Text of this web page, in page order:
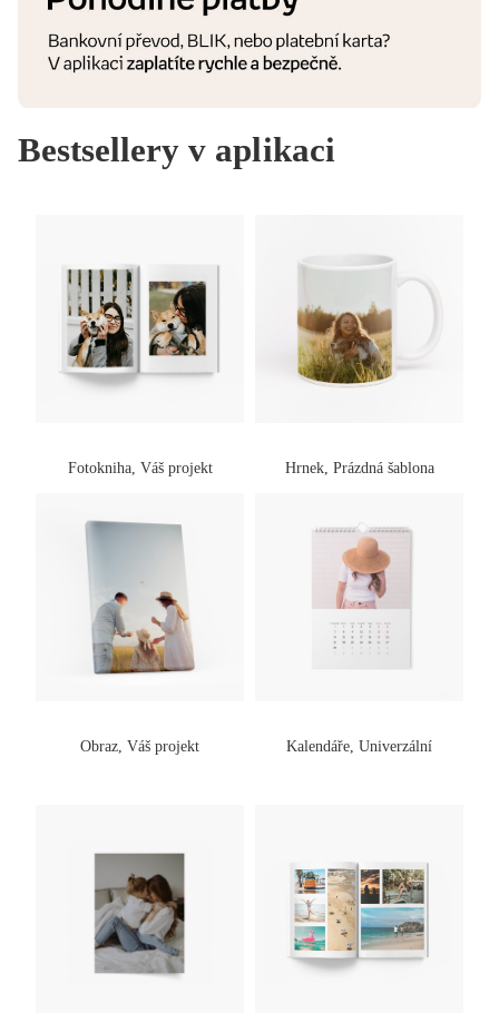
Bestsellery v aplikaci
Fotokniha, Váš projekt Hrnek, Prázdná šablona
Obraz, Váš projekt Kalendáře, Univerzální